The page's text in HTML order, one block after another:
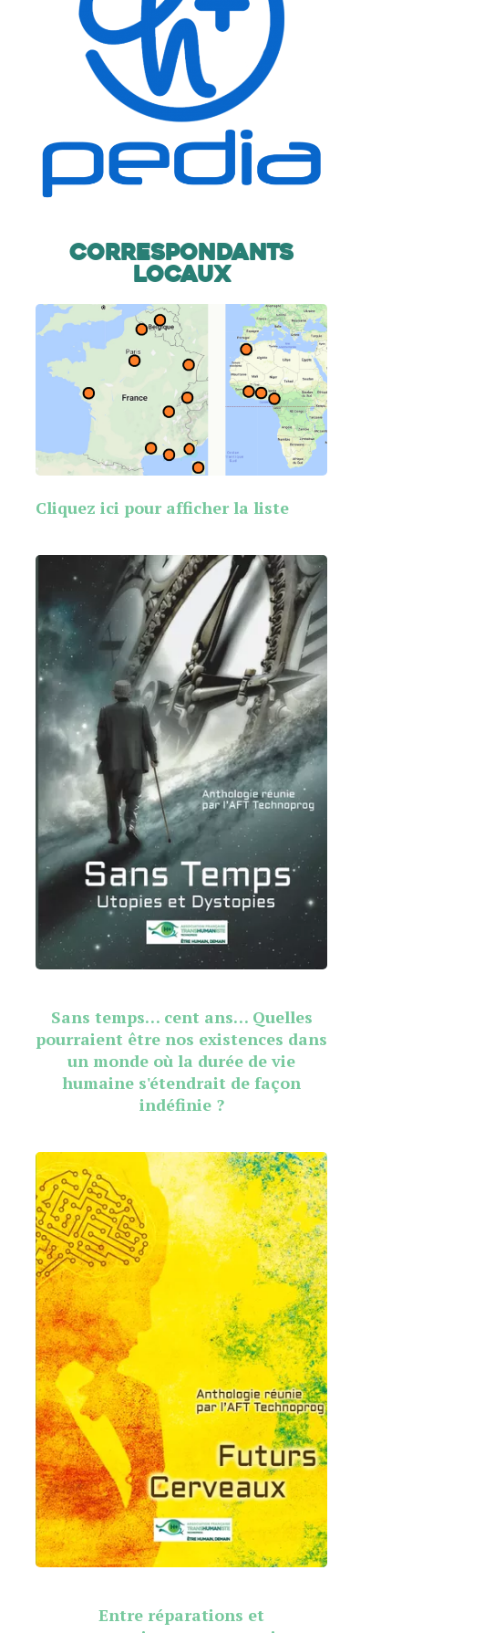
Correspondants
locaux
Cliquez ici pour afficher la liste
Sans temps… cent ans… Quelles
pourraient être nos existences dans
un monde où la durée de vie
humaine s'étendrait de façon
indéfinie ?
Entre réparations et